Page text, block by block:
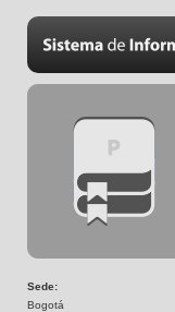
Sede:
Bogotá